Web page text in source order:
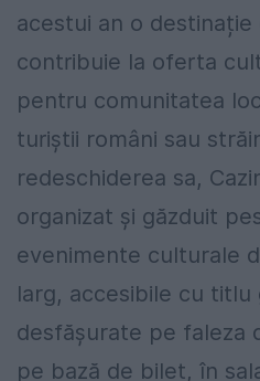
acestui an o
contribuie la oferta
pentru comunitatea
turiștii români sau
redeschiderea sa,
organizat și găzduit
evenimente culturale
larg, accesibile cu
desfășurate pe faleza
pe bază de bilet, în